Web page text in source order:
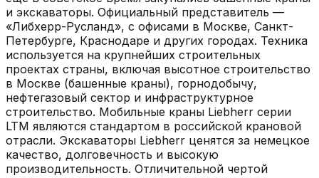
и экскаваторы. Официальный представитель —
«Либхерр-Русланд», с офисами в Москве, Санкт-
Петербурге, Краснодаре и других городах. Техника
используется на крупнейших строительных
проектах страны, включая высотное строительство
в Москве (башенные краны), горнодобычу,
нефтегазовый сектор и инфраструктурное
строительство. Мобильные краны Liebherr серии
LTM являются стандартом в российской крановой
отрасли. Экскаваторы Liebherr ценятся за немецкое
качество, долговечность и высокую
производительность. Отличительной чертой